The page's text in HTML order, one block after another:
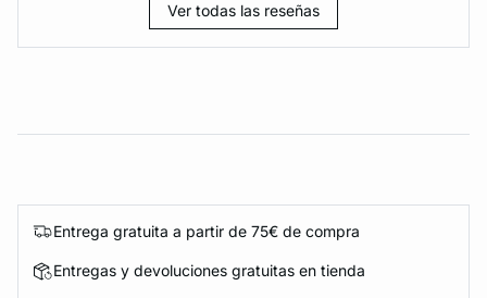
Ver todas las reseñas
Entrega gratuita a partir de 75€ de compra
Entregas y devoluciones gratuitas en tienda